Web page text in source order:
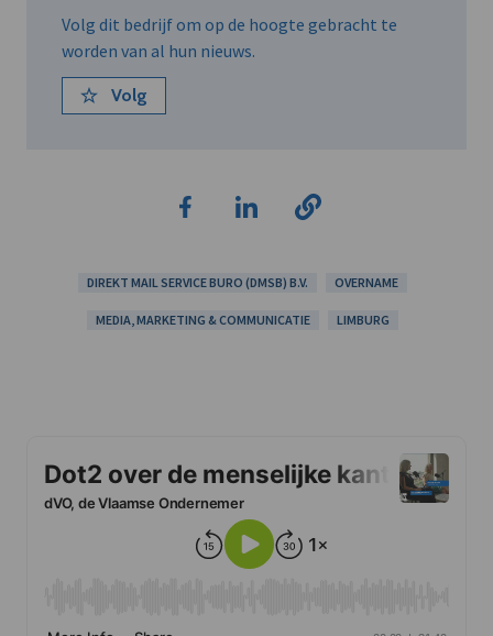
Volg dit bedrijf om op de hoogte gebracht te
worden van al hun nieuws.
Volg
DIREKT MAIL SERVICE BURO (DMSB) B.V. OVERNAME
MEDIA, MARKETING & COMMUNICATIE LIMBURG